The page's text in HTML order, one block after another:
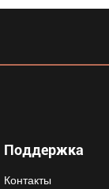
Поддержка
Контакты